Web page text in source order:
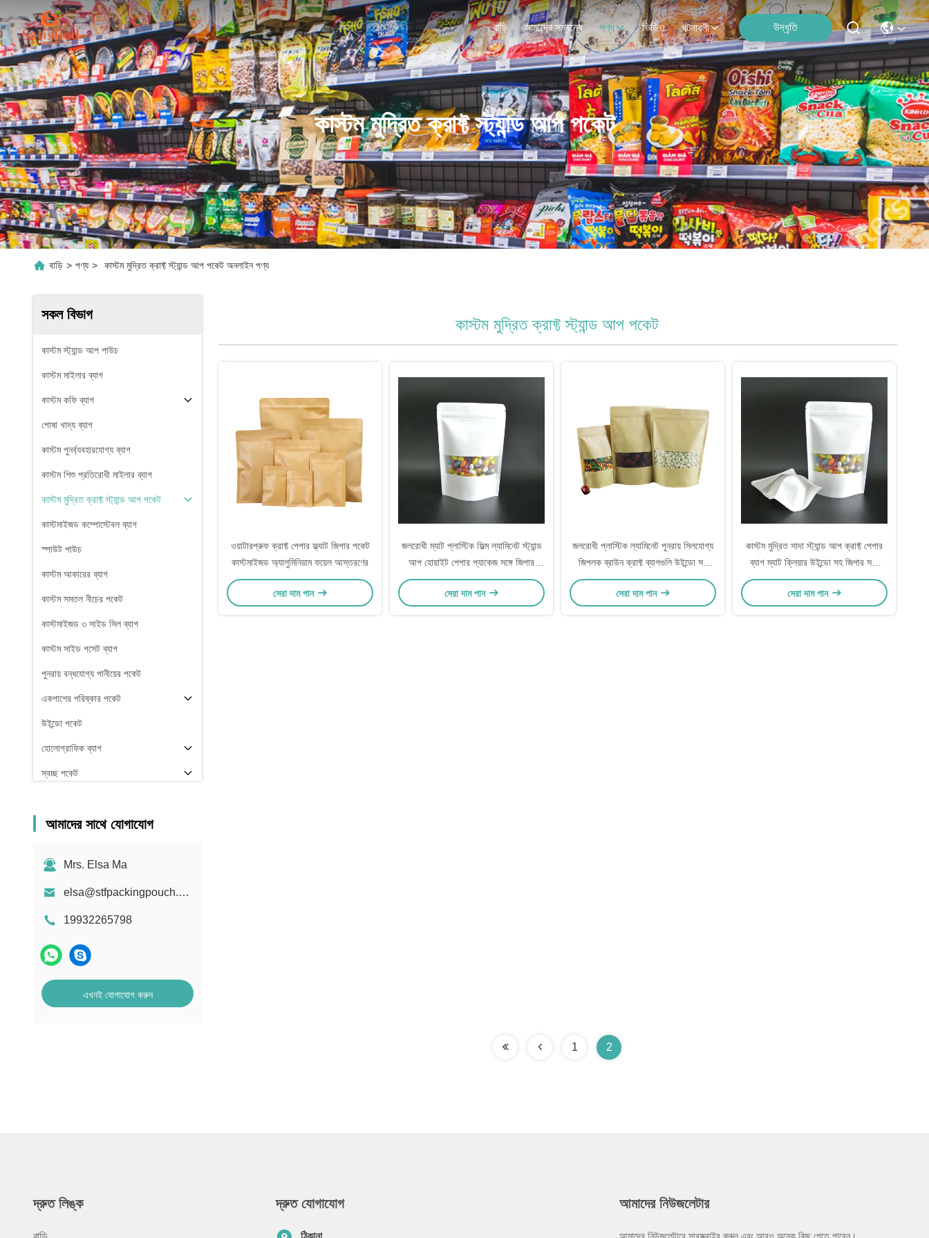
বাড়ি আমাদের সম্বন্ধে পণ্য ভিডিও ঘটনাবলী উদ্ধৃতি
কাস্টম মুদ্রিত ক্রাফ্ট স্ট্যান্ড আপ পকেট
বাড়ি > পণ্য > কাস্টম মুদ্রিত ক্রাফ্ট স্ট্যান্ড আপ পকেট অনলাইন পণ্য
সকল বিভাগ
কাস্টম স্ট্যান্ড আপ পাউচ
কাস্টম মাইলার ব্যাগ
কাস্টম কফি ব্যাগ
পোষা খাদ্য ব্যাগ
কাস্টম পুনর্ব্যবহারযোগ্য ব্যাগ
কাস্টম শিশু প্রতিরোধী মাইলার ব্যাগ
কাস্টম মুদ্রিত ক্রাফ্ট স্ট্যান্ড আপ পকেট
কাস্টমাইজড কম্পোস্টেবল ব্যাগ
স্পাউট পাউচ
কাস্টম আকারের ব্যাগ
কাস্টম সমতল নীচের পকেট
কাস্টমাইজড ৩ সাইড সিল ব্যাগ
কাস্টম সাইড গসেট ব্যাগ
পুনরায় বন্ধযোগ্য পানীয়ের পকেট
একপাশের পরিষ্কার পকেট
উইন্ডো পকেট
হোলোগ্রাফিক ব্যাগ
স্বচ্ছ পকেট
আমাদের সাথে যোগাযোগ
Mrs. Elsa Ma
elsa@stfpackingpouch.com
19932265798
এখনই যোগাযোগ করুন
কাস্টম মুদ্রিত ক্রাফ্ট স্ট্যান্ড আপ পকেট
ওয়াটারপ্রুফ ক্রাফ্ট পেপার ফ্ল্যাট জিপার পকেট
কাস্টমাইজড অ্যালুমিনিয়াম ফয়েল আস্তরণের
সেরা দাম পান
জলরোধী ম্যাট প্লাস্টিক ফিল্ম ল্যামিনেট স্ট্যান্ড
আপ হোয়াইট পেপার প্যাকেজ সঙ্গে জিপার
উইন্ডো জন্য স্ন্যাকস, মিষ্টি, খাদ্য প্যাকেজিং
সেরা দাম পান
জলরোধী প্লাস্টিক ল্যামিনেট পুনরায় সিলযোগ্য
জিপলক ব্রাউন ক্রাফ্ট ব্যাগগুলি উইন্ডো সহ
স্টোরেজ চা, কফি বিন, খাদ্য প্যাকেজিংয়ের জন্য
সেরা দাম পান
কাস্টম মুদ্রিত সাদা স্ট্যান্ড আপ ক্রাফ্ট পেপার
ব্যাগ ম্যাট ক্লিয়ার উইন্ডো সহ জিপার সঙ্গে
মিষ্টি, স্ন্যাকস, খাদ্য প্যাকেজিং জন্য
সেরা দাম পান
1 2
দ্রুত লিঙ্ক দ্রুত যোগাযোগ আমাদের নিউজলেটার